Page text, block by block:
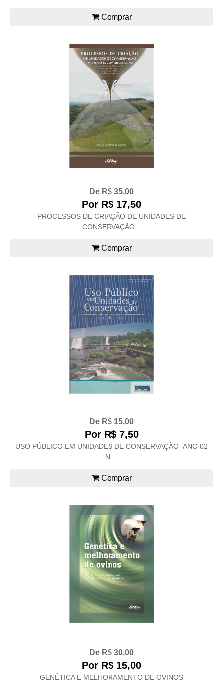
Comprar
De R$ 35,00
Por R$ 17,50
PROCESSOS DE CRIAÇÃO DE UNIDADES DE
CONSERVAÇÃO...
Comprar
De R$ 15,00
Por R$ 7,50
USO PÚBLICO EM UNIDADES DE CONSERVAÇÃO- ANO 02
N....
Comprar
De R$ 30,00
Por R$ 15,00
GENÉTICA E MELHORAMENTO DE OVINOS